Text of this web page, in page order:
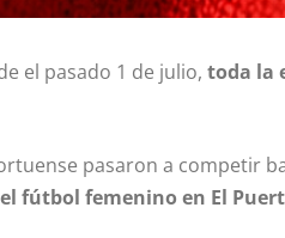
el pasado 1 de julio, toda la
pasaron a competir
fútbol femenino en El